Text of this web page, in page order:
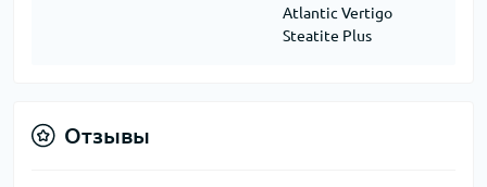
Atlantic Vertigo
Steatite Plus
Отзывы